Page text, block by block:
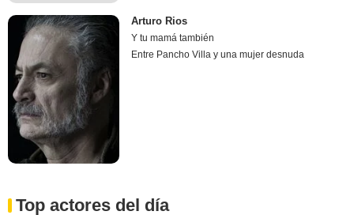
Arturo Rios
Y tu mamá también
Entre Pancho Villa y una mujer desnuda
Top actores del día